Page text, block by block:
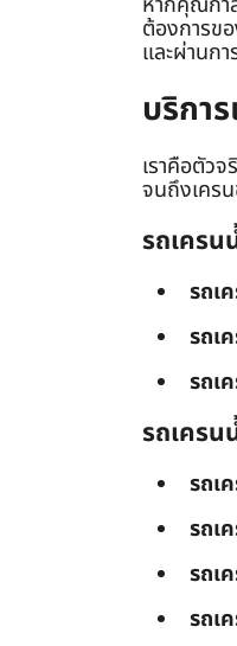
ต้องการข
และผ่านก
บริกา
เราคือตัวจ
จนถึงเคร
รถเครน
รถเ
รถเ
รถเ
รถเคร
รถเ
รถเ
รถเ
รถเ